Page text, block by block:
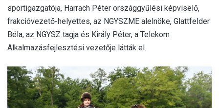
sportigazgatója, Harrach Péter országgyűlési képviselő,
frakcióvezető-helyettes, az NGYSZME alelnöke, Glattfelder
Béla, az NGYSZ tagja és Király Péter, a Telekom
Alkalmazásfejlesztési vezetője látták el.